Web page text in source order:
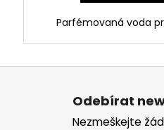
Parfémovaná voda
Z
Odebírat
Nezmeškejte